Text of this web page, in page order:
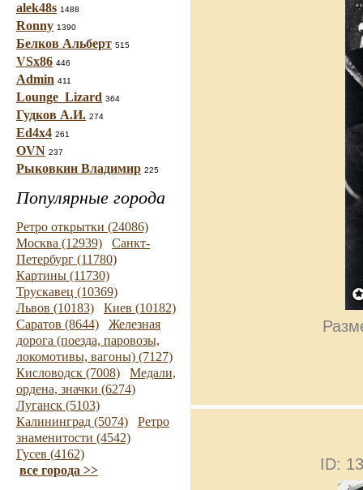
alek48s 1488
Ronny 1390
Белков Альберт 515
VSx86 446
Admin 411
Lounge_Lizard 364
Гудков А.И. 274
Ed4x4 261
OVN 237
Рыковкин Владимир 225
Популярные города
Ретро открытки (24086)
Москва (12939)
Санкт-
Петербург (11780)
Картины (11730)
Трускавец (10369)
Львов (10183)
Киев (10182)
Саратов (8644)
Железная
дорога (поезда, паровозы,
локомотивы, вагоны) (7127)
Кисловодск (7008)
Медали,
ордена, значки (6274)
Луганск (5103)
Калининград (5074)
Ретро
знаменитости (4542)
Гусев (4162)
все города >>
ID: